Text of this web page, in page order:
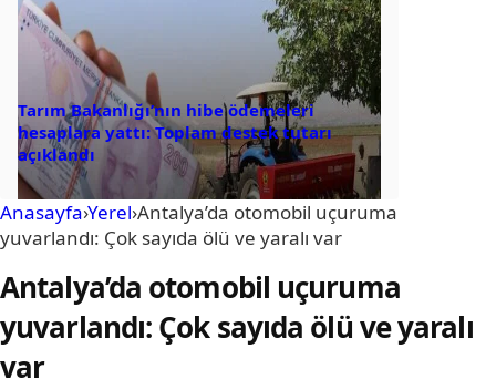
Tarım Bakanlığı’nın hibe ödemeleri
hesaplara yattı: Toplam destek tutarı
açıklandı
Anasayfa›Yerel›Antalya’da otomobil uçuruma
yuvarlandı: Çok sayıda ölü ve yaralı var
Antalya’da otomobil uçuruma
yuvarlandı: Çok sayıda ölü ve yaralı
var